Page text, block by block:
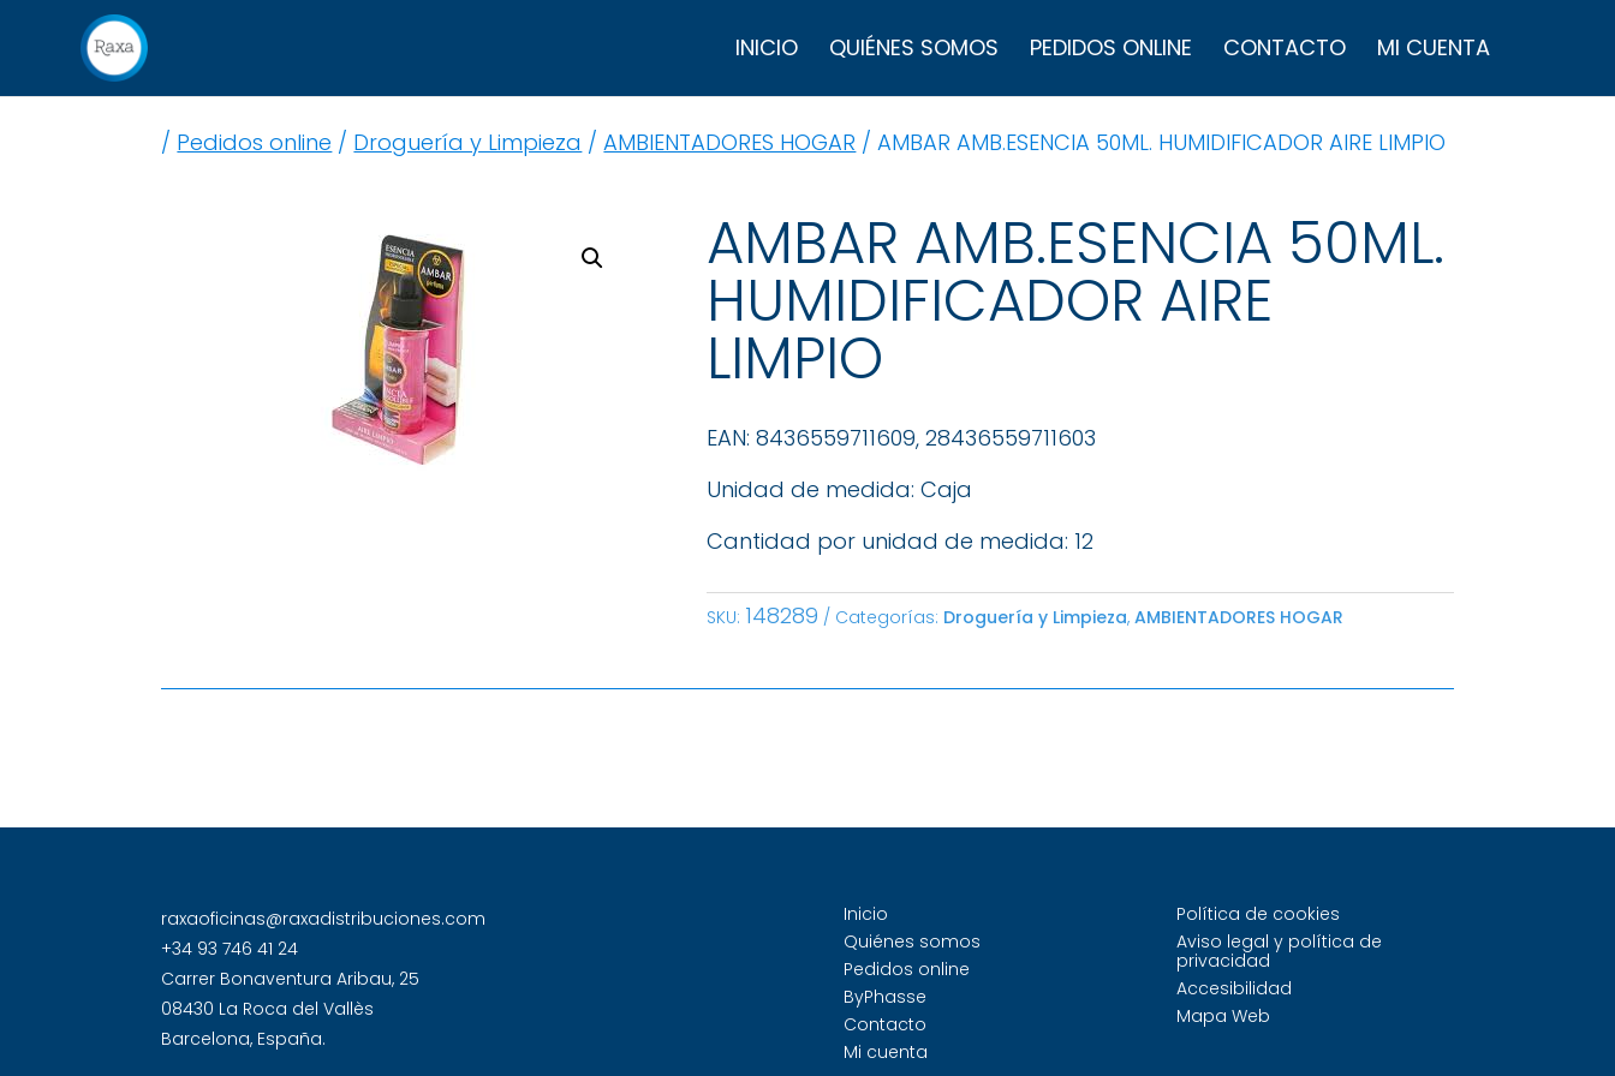
INICIO QUIÉNES SOMOS PEDIDOS ONLINE CONTACTO MI CUENTA
de
productos
/ Pedidos online / Droguería y Limpieza /AMBIENTADORES HOGAR / AMBAR AMB.ESENCIA 50ML. HUMIDIFICADOR AIRE LIMPIO
AMBAR AMB.ESENCIA 50ML.
HUMIDIFICADOR AIRE
LIMPIO
EAN: 8436559711609, 28436559711603
Unidad de medida: Caja
Cantidad por unidad de medida: 12
SKU: 148289 Categorías: Droguería y Limpieza,AMBIENTADORES HOGAR
raxaoficinas@raxadistribuciones.com
+34 93 746 41 24
Carrer Bonaventura Aribau, 25
08430 La Roca del Vallès
Barcelona, España.
Inicio
Quiénes somos
Pedidos online
ByPhasse
Contacto
Mi cuenta
Política de cookies
Aviso legal y política de
privacidad
Accesibilidad
Mapa Web